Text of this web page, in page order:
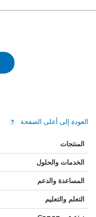
العودة إلى أعلى الصفحة
المنتجات
الخدمات والحلول
المساعدة والدعم
التعلم والتعليم